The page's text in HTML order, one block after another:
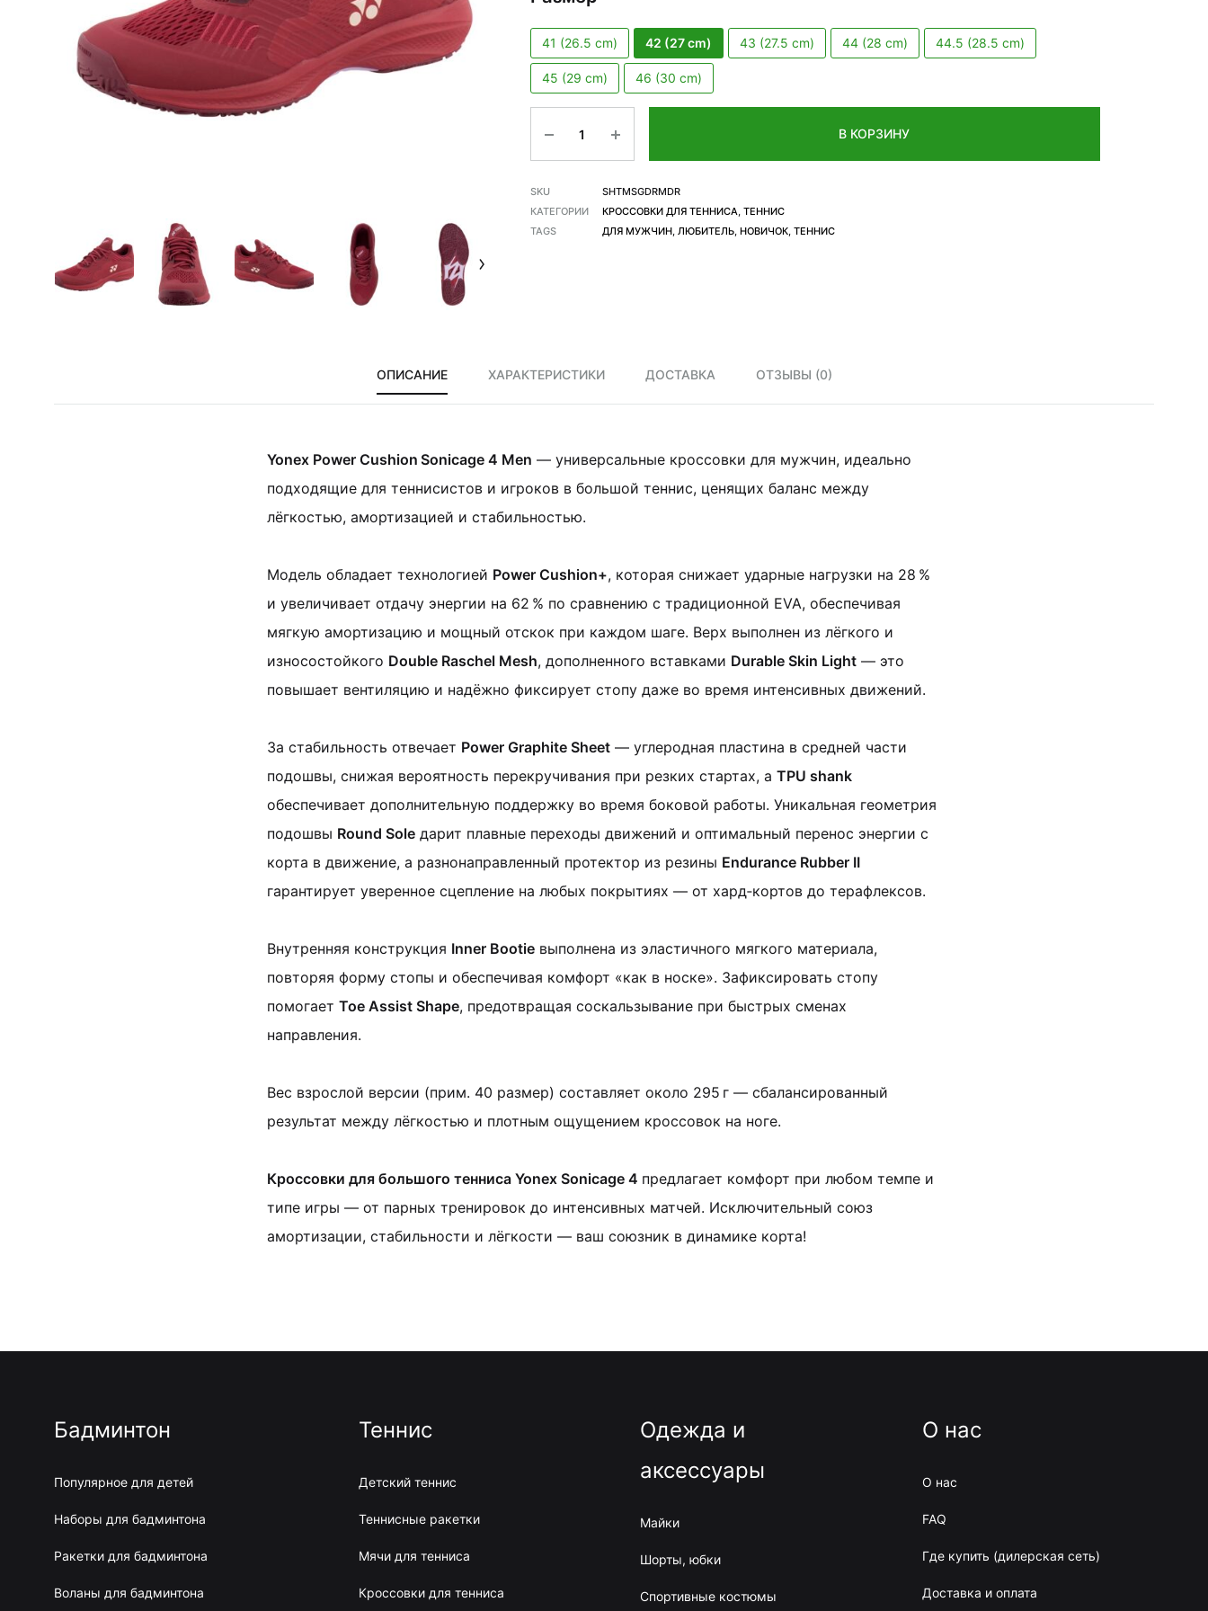
аксессуары
41 (26.5 cm) 42 (27 cm) 43 (27.5 cm) 44 (28 cm) 44.5 (28.5 cm)
45 (29 cm) 46 (30 cm)
В КОРЗИНУ
SKU
SHTMSGDRMDR
КАТЕГОРИИ
КРОССОВКИ ДЛЯ ТЕННИСА, ТЕННИС
TAGS
ДЛЯ МУЖЧИН, ЛЮБИТЕЛЬ, НОВИЧОК, ТЕННИС
ОПИСАНИЕ ХАРАКТЕРИСТИКИ ДОСТАВКА ОТЗЫВЫ (0)
Yonex Power Cushion Sonicage 4 Men — универсальные кроссовки для мужчин, идеально
подходящие для теннисистов и игроков в большой теннис, ценящих баланс между
лёгкостью, амортизацией и стабильностью.
Модель обладает технологией Power Cushion+, которая снижает ударные нагрузки на 28 %
и увеличивает отдачу энергии на 62 % по сравнению с традиционной EVA, обеспечивая
мягкую амортизацию и мощный отскок при каждом шаге. Верх выполнен из лёгкого и
износостойкого Double Raschel Mesh, дополненного вставками Durable Skin Light — это
повышает вентиляцию и надёжно фиксирует стопу даже во время интенсивных движений.
За стабильность отвечает Power Graphite Sheet — углеродная пластина в средней части
подошвы, снижая вероятность перекручивания при резких стартах, а TPU shank
обеспечивает дополнительную поддержку во время боковой работы. Уникальная геометрия
подошвы Round Sole дарит плавные переходы движений и оптимальный перенос энергии с
корта в движение, а разнонаправленный протектор из резины Endurance Rubber II
гарантирует уверенное сцепление на любых покрытиях — от хард‑кортов до терафлексов.
Внутренняя конструкция Inner Bootie выполнена из эластичного мягкого материала,
повторяя форму стопы и обеспечивая комфорт «как в носке». Зафиксировать стопу
помогает Toe Assist Shape, предотвращая соскальзывание при быстрых сменах
направления.
Вес взрослой версии (прим. 40 размер) составляет около 295 г — сбалансированный
результат между лёгкостью и плотным ощущением кроссовок на ноге.
Кроссовки для большого тенниса Yonex Sonicage 4 предлагает комфорт при любом темпе и
типе игры — от парных тренировок до интенсивных матчей. Исключительный союз
амортизации, стабильности и лёгкости — ваш союзник в динамике корта!
Бадминтон
Популярное для детей
Наборы для бадминтона
Ракетки для бадминтона
Воланы для бадминтона
Теннис
Детский теннис
Теннисные ракетки
Мячи для тенниса
Кроссовки для тенниса
Одежда и
аксессуары
Майки
Шорты, юбки
Спортивные костюмы
О нас
О нас
FAQ
Где купить (дилерская сеть)
Доставка и оплата